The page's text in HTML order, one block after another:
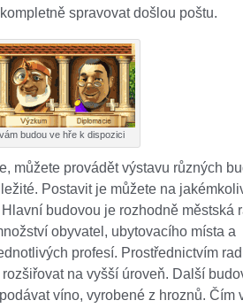
spravovat došlou poštu.
budou ve hře k dispozici
můžete provádět výstavu různých
Postavit je můžete na
budovou je rozhodně městská
obyvatel, ubytovacího místa a
profesí. Prostřednictvím
na vyšší úroveň. Další
víno, vyrobené z hroznů. Čím